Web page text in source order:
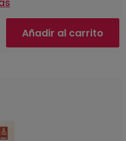
Añadir al carrito